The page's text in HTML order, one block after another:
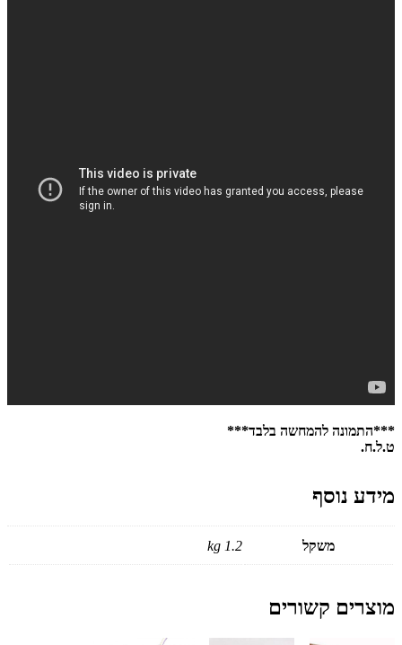
***התמונה להמחשה בלבד***
ט.ל.ח.
מידע נוסף
משקל 1.2 kg
מוצרים קשורים